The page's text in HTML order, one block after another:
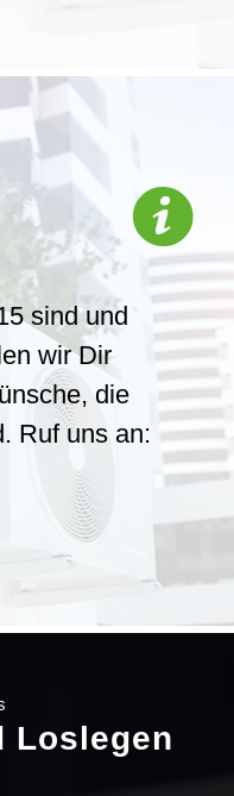
sind und
wir Dir
die
Ruf uns an:
Loslegen